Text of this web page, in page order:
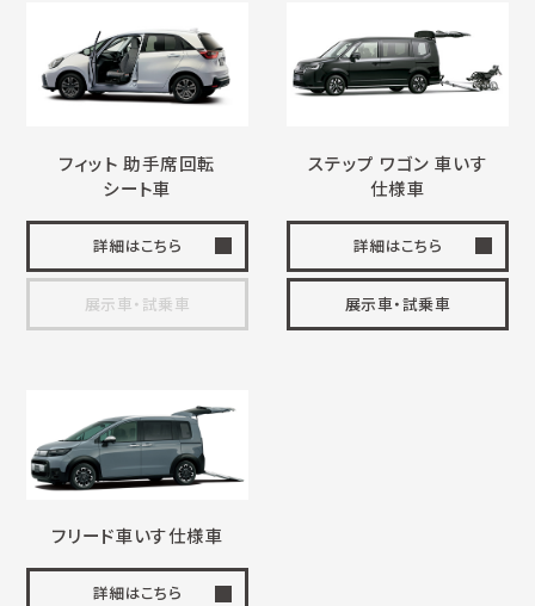
フィット 助手席回転
シート車
詳細はこちら
展示車・試乗車
ステップ ワゴン 車いす
仕様車
詳細はこちら
展示車・試乗車
フリード車いす仕様車
詳細はこちら